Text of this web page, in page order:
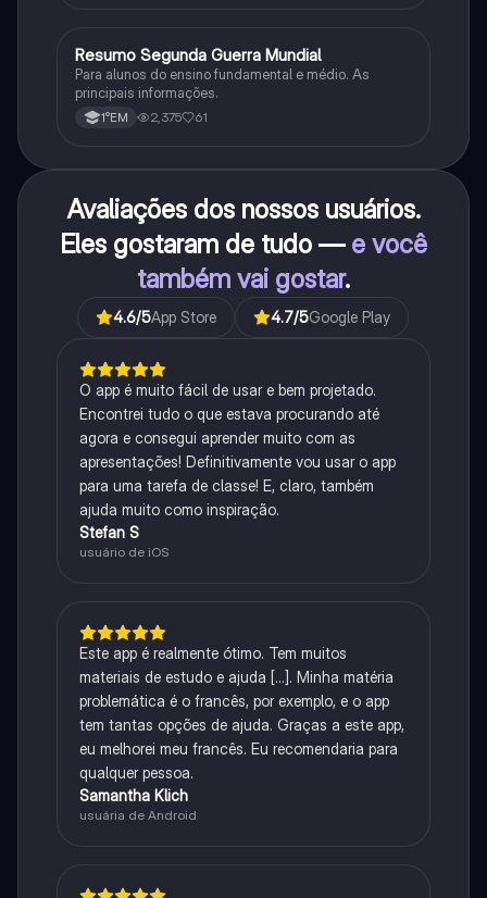
História
Resumo Segunda Guerra Mundial
Para alunos do ensino fundamental e médio. As
principais informações.
1°EM 2,375 61
Avaliações dos nossos usuários.
Eles gostaram de tudo — e você
também vai gostar.
4.6/5App Store 4.7/5Google Play
O app é muito fácil de usar e bem projetado.
Encontrei tudo o que estava procurando até
agora e consegui aprender muito com as
apresentações! Definitivamente vou usar o app
para uma tarefa de classe! E, claro, também
ajuda muito como inspiração.
Stefan S
usuário de iOS
Este app é realmente ótimo. Tem muitos
materiais de estudo e ajuda [...]. Minha matéria
problemática é o francês, por exemplo, e o app
tem tantas opções de ajuda. Graças a este app,
eu melhorei meu francês. Eu recomendaria para
qualquer pessoa.
Samantha Klich
usuária de Android